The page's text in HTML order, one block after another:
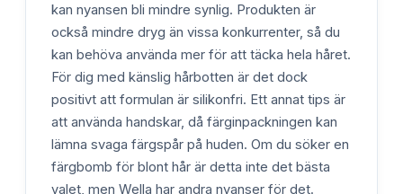
kan nyansen bli mindre synlig. Produkten är
också mindre dryg än vissa konkurrenter, så du
kan behöva använda mer för att täcka hela håret.
För dig med känslig hårbotten är det dock
positivt att formulan är silikonfri. Ett annat tips är
att använda handskar, då färginpackningen kan
lämna svaga färgspår på huden. Om du söker en
färgbomb för blont hår är detta inte det bästa
valet, men Wella har andra nyanser för det.